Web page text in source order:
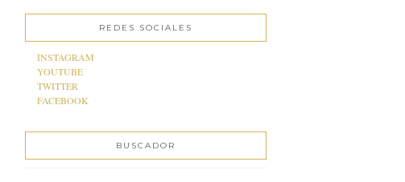
REDES SOCIALES
INSTAGRAM
YOUTUBE
TWITTER
FACEBOOK
BUSCADOR